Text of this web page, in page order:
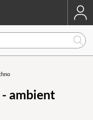
ambient